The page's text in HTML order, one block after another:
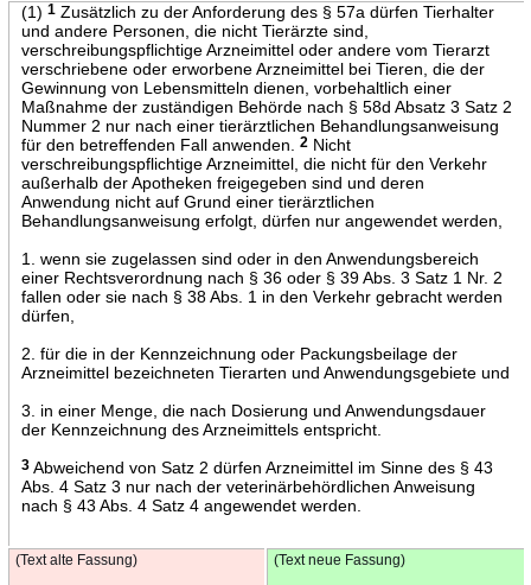
(1) 1Zusätzlich zu der Anforderung des § 57a dürfen Tierhalter
und andere Personen, die nicht Tierärzte sind,
verschreibungspflichtige Arzneimittel oder andere vom Tierarzt
verschriebene oder erworbene Arzneimittel bei Tieren, die der
Gewinnung von Lebensmitteln dienen, vorbehaltlich einer
Maßnahme der zuständigen Behörde nach § 58d Absatz 3 Satz 2
Nummer 2 nur nach einer tierärztlichen Behandlungsanweisung
für den betreffenden Fall anwenden.
2Nicht
verschreibungspflichtige Arzneimittel, die nicht für den Verkehr
außerhalb der Apotheken freigegeben sind und deren
Anwendung nicht auf Grund einer tierärztlichen
Behandlungsanweisung erfolgt, dürfen nur angewendet werden,
1. wenn sie zugelassen sind oder in den Anwendungsbereich
einer Rechtsverordnung nach § 36 oder § 39 Abs. 3 Satz 1 Nr. 2
fallen oder sie nach § 38 Abs. 1 in den Verkehr gebracht werden
dürfen,
2. für die in der Kennzeichnung oder Packungsbeilage der
Arzneimittel bezeichneten Tierarten und Anwendungsgebiete und
3. in einer Menge, die nach Dosierung und Anwendungsdauer
der Kennzeichnung des Arzneimittels entspricht.
3Abweichend von Satz 2 dürfen Arzneimittel im Sinne des § 43
Abs. 4 Satz 3 nur nach der veterinärbehördlichen Anweisung
nach § 43 Abs. 4 Satz 4 angewendet werden.
(Text alte Fassung) (Text neue Fassung)